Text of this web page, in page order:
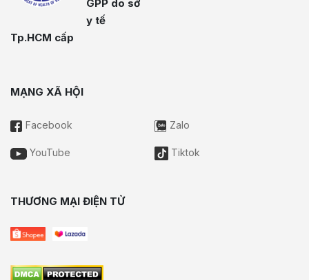
GPP do sở
y tế
Tp.HCM cấp
MẠNG XÃ HỘI
Facebook Zalo
YouTube Tiktok
THƯƠNG MẠI ĐIỆN TỬ